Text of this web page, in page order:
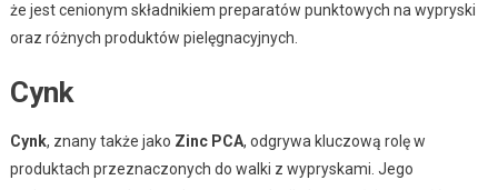
że jest cenionym składnikiem preparatów punktowych na wypryski
oraz różnych produktów pielęgnacyjnych.
Cynk
Cynk, znany także jako Zinc PCA, odgrywa kluczową rolę w
produktach przeznaczonych do walki z wypryskami. Jego